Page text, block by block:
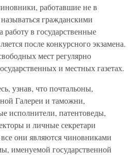
работавшие не в
гражданскими
в государственные
после конкурсного экзамена.
мест регулярно
и местных газетах.
узнав, что почтальоны,
Галереи и таможни,
исполнители, патентоведы,
и личные секретари
они являются чиновниками
именуемой государственной